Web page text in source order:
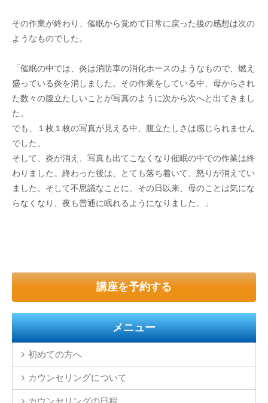
その作業が終わり、催眠から覚めて日常に戻った後の感想は次の
ようなものでした。
「催眠の中では、炎は消防車の消化ホースのようなもので、燃え
盛っている炎を消しました。その作業をしている中、母からされ
た数々の腹立たしいことが写真のように次から次へと出てきまし
た。
でも、１枚１枚の写真が見える中、腹立たしさは感じられません
でした。
そして、炎が消え、写真も出てこなくなり催眠の中での作業は終
わりました。終わった後は、とても落ち着いて、怒りが消えてい
ました。そして不思議なことに、その日以来、母のことは気にな
らなくなり、夜も普通に眠れるようになりました。」
講座を予約する
メニュー
初めての方へ
カウンセリングについて